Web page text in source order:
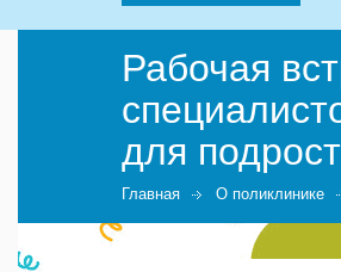
Рабочая
для
Главная О поликлинике